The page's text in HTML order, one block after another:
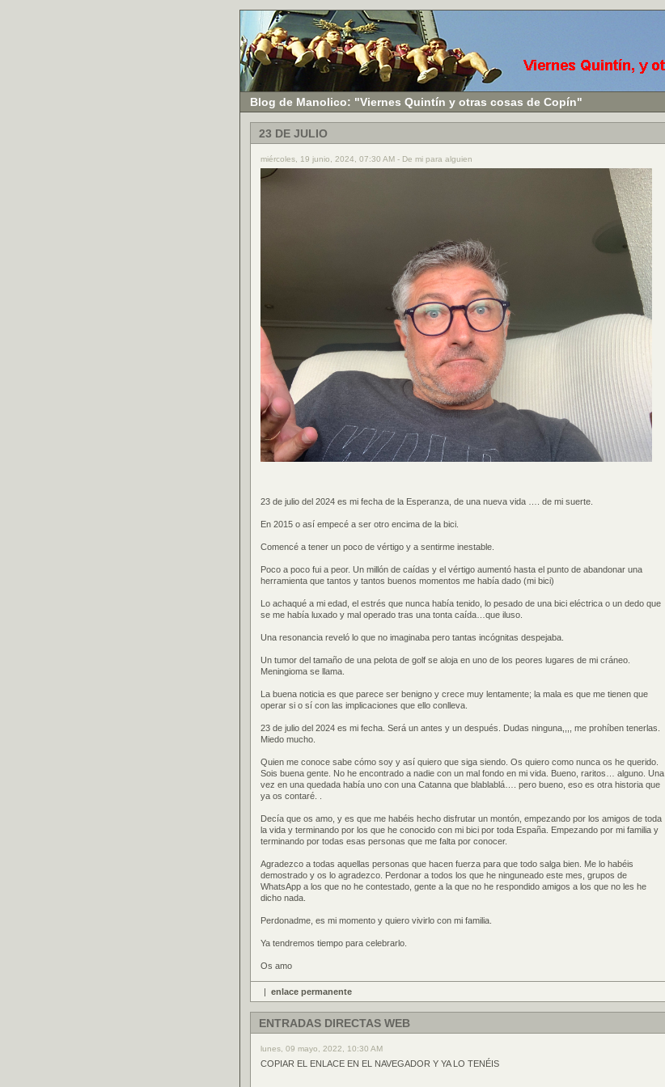
Blog de Manolico: "Viernes Quintín y otras cosas de Copín"
23 DE JULIO
miércoles, 19 junio, 2024, 07:30 AM - De mi para alguien
23 de julio del 2024 es mi fecha de la Esperanza, de una nueva vida …. de mi suerte.
En 2015 o así empecé a ser otro encima de la bici.
Comencé a tener un poco de vértigo y a sentirme inestable.
Poco a poco fui a peor. Un millón de caídas y el vértigo aumentó hasta el punto de abandonar una
herramienta que tantos y tantos buenos momentos me había dado (mi bici)
Lo achaqué a mi edad, el estrés que nunca había tenido, lo pesado de una bici eléctrica o un dedo que
se me había luxado y mal operado tras una tonta caída…que iluso.
Una resonancia reveló lo que no imaginaba pero tantas incógnitas despejaba.
Un tumor del tamaño de una pelota de golf se aloja en uno de los peores lugares de mi cráneo.
Meningioma se llama.
La buena noticia es que parece ser benigno y crece muy lentamente; la mala es que me tienen que
operar si o sí con las implicaciones que ello conlleva.
23 de julio del 2024 es mi fecha. Será un antes y un después. Dudas ninguna,,,, me prohíben tenerlas.
Miedo mucho.
Quien me conoce sabe cómo soy y así quiero que siga siendo. Os quiero como nunca os he querido.
Sois buena gente. No he encontrado a nadie con un mal fondo en mi vida. Bueno, raritos… alguno. Una
vez en una quedada había uno con una Catanna que blablablá…. pero bueno, eso es otra historia que
ya os contaré. .
Decía que os amo, y es que me habéis hecho disfrutar un montón, empezando por los amigos de toda
la vida y terminando por los que he conocido con mi bici por toda España. Empezando por mi familia y
terminando por todas esas personas que me falta por conocer.
Agradezco a todas aquellas personas que hacen fuerza para que todo salga bien. Me lo habéis
demostrado y os lo agradezco. Perdonar a todos los que he ninguneado este mes, grupos de
WhatsApp a los que no he contestado, gente a la que no he respondido amigos a los que no les he
dicho nada.
Perdonadme, es mi momento y quiero vivirlo con mi familia.
Ya tendremos tiempo para celebrarlo.
Os amo
| enlace permanente
ENTRADAS DIRECTAS WEB
lunes, 09 mayo, 2022, 10:30 AM
COPIAR EL ENLACE EN EL NAVEGADOR Y YA LO TENÉIS